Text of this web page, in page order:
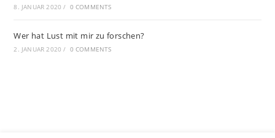
8. JANUAR 2020 / 0 COMMENTS
Wer hat Lust mit mir zu forschen?
2. JANUAR 2020 / 0 COMMENTS